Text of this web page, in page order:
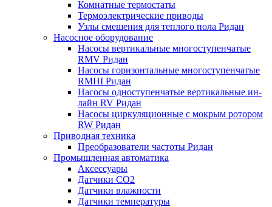
Комнатные термостаты
Термоэлектрические приводы
Узлы смешения для теплого пола Ридан
Насосное оборудование
Насосы вертикальные многоступенчатые
RMV Ридан
Насосы горизонтальные многоступенчатые
RMHI Ридан
Насосы одноступенчатые вертикальные ин-
лайн RV Ридан
Насосы циркуляционные с мокрым ротором
RW Ридан
Приводная техника
Преобразователи частоты Ридан
Промышленная автоматика
Аксессуары
Датчики CO2
Датчики влажности
Датчики температуры